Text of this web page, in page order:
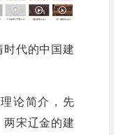
时代的中国建
论简介，先
两宋辽金的建